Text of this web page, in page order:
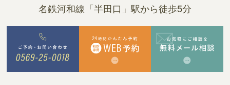
名鉄河和線「半田口」駅から徒歩5分